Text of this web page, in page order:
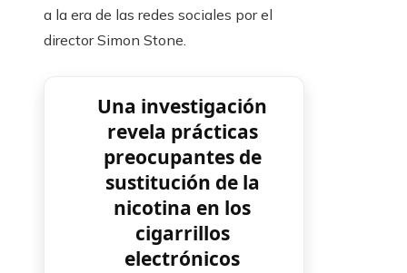
a la era de las redes sociales por el
director Simon Stone.
Una investigación
revela prácticas
preocupantes de
sustitución de la
nicotina en los
cigarrillos
electrónicos